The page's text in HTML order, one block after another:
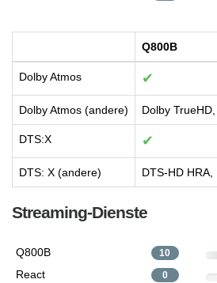
Q800B
Dolby Atmos ✔
Dolby Atmos (andere) Dolby
DTS:X ✔
DTS: X (andere) DTS-HD
Streaming-Dienste
Q800B 10
React 0